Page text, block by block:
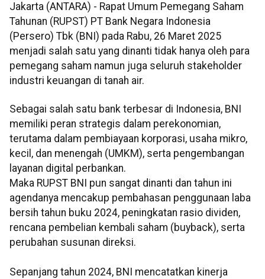
Jakarta (ANTARA) - Rapat Umum Pemegang Saham
Tahunan (RUPST) PT Bank Negara Indonesia
(Persero) Tbk (BNI) pada Rabu, 26 Maret 2025
menjadi salah satu yang dinanti tidak hanya oleh para
pemegang saham namun juga seluruh stakeholder
industri keuangan di tanah air.
Sebagai salah satu bank terbesar di Indonesia, BNI
memiliki peran strategis dalam perekonomian,
terutama dalam pembiayaan korporasi, usaha mikro,
kecil, dan menengah (UMKM), serta pengembangan
layanan digital perbankan.
Maka RUPST BNI pun sangat dinanti dan tahun ini
agendanya mencakup pembahasan penggunaan laba
bersih tahun buku 2024, peningkatan rasio dividen,
rencana pembelian kembali saham (buyback), serta
perubahan susunan direksi.
Sepanjang tahun 2024, BNI mencatatkan kinerja